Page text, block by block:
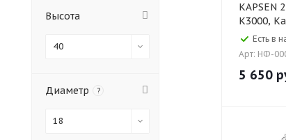
KAPSEN 245/40 ZR18 97W XL
K3000,
Есть в
Арт: НФ-
5 650
Высота
40
Диаметр ?
18